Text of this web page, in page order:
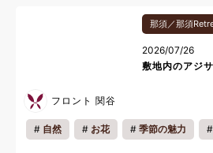
那須／那須
2026/07/26
敷地内のアジ
フロント 関谷
自然 お花 季節の魅力